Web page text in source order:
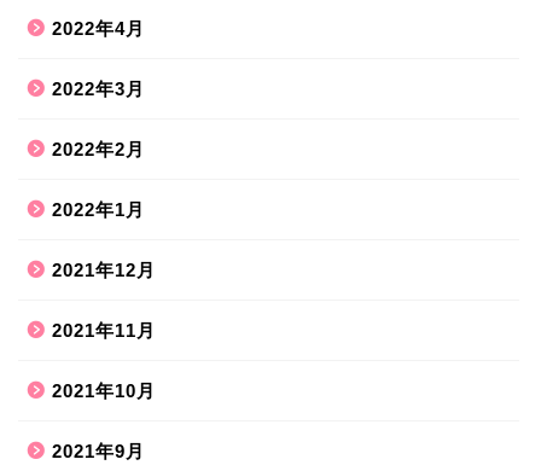
2022年4月
2022年3月
2022年2月
2022年1月
2021年12月
2021年11月
2021年10月
2021年9月